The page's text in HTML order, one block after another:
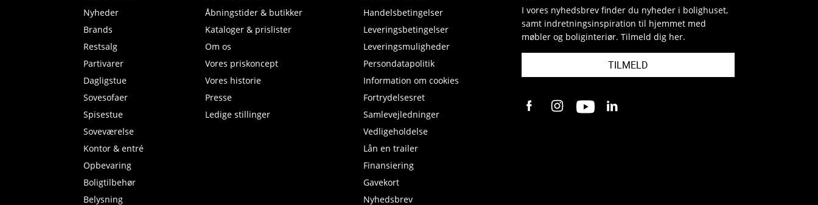
Nyheder
Brands
Restsalg
Partivarer
Dagligstue
Sovesofaer
Spisestue
Soveværelse
Kontor & entré
Opbevaring
Boligtilbehør
Belysning
Åbningstider & butikker
Kataloger & prislister
Om os
Vores priskoncept
Vores historie
Presse
Ledige stillinger
Handelsbetingelser
Leveringsbetingelser
Leveringsmuligheder
Persondatapolitik
Information om cookies
Fortrydelsesret
Samlevejledninger
Vedligeholdelse
Lån en trailer
Finansiering
Gavekort
Nyhedsbrev
I vores nyhedsbrev finder du nyheder i bolighuset,
samt indretningsinspiration til hjemmet med
møbler og boliginteriør. Tilmeld dig her.
TILMELD